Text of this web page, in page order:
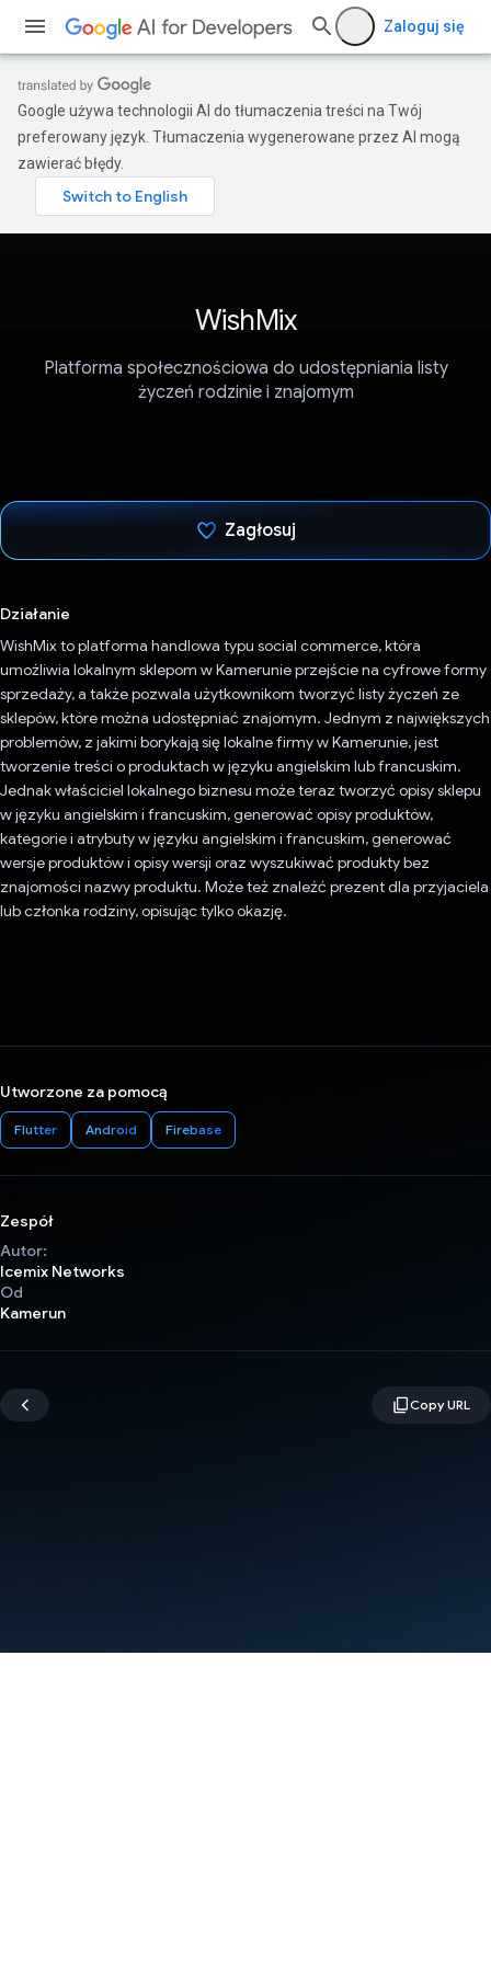
Zaloguj się
Google używa technologii AI do tłumaczenia treści na Twój
preferowany język. Tłumaczenia wygenerowane przez AI mogą
zawierać błędy.
WishMix
Platforma społecznościowa do udostępniania listy
życzeń rodzinie i znajomym
Zagłosuj
Działanie
WishMix to platforma handlowa typu social commerce, która
umożliwia lokalnym sklepom w Kamerunie przejście na cyfrowe formy
sprzedaży, a także pozwala użytkownikom tworzyć listy życzeń ze
sklepów, które można udostępniać znajomym. Jednym z największych
problemów, z jakimi borykają się lokalne firmy w Kamerunie, jest
tworzenie treści o produktach w języku angielskim lub francuskim.
Jednak właściciel lokalnego biznesu może teraz tworzyć opisy sklepu
w języku angielskim i francuskim, generować opisy produktów,
kategorie i atrybuty w języku angielskim i francuskim, generować
wersje produktów i opisy wersji oraz wyszukiwać produkty bez
znajomości nazwy produktu. Może też znaleźć prezent dla przyjaciela
lub członka rodziny, opisując tylko okazję.
Utworzone za pomocą
Flutter Android Firebase
Zespół
Autor:
Icemix Networks
Od
Kamerun